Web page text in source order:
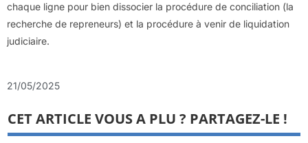
chaque ligne pour bien dissocier la procédure de conciliation (la
recherche de repreneurs) et la procédure à venir de liquidation
judiciaire.
21/05/2025
CET ARTICLE VOUS A PLU ? PARTAGEZ-LE !